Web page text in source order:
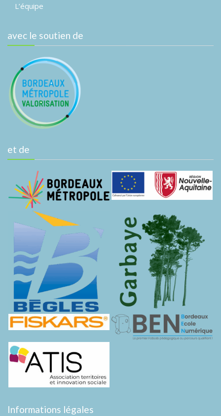
L’équipe
avec le soutien de
et de
Informations légales